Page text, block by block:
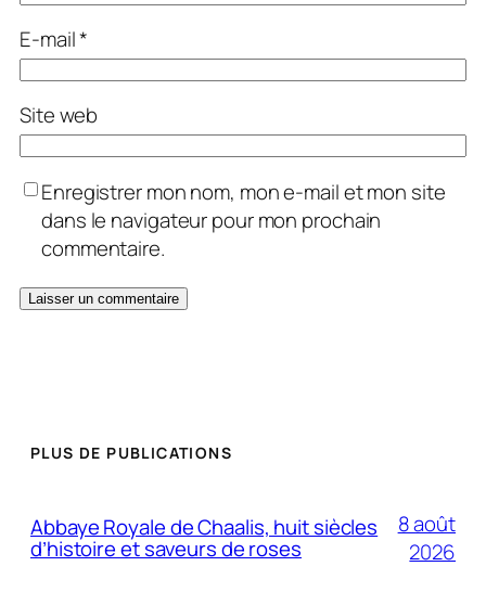
E-mail*
Site web
Enregistrer mon nom, mon e-mail et mon site
dans le navigateur pour mon prochain
commentaire.
PLUS DE PUBLICATIONS
Abbaye Royale de Chaalis, huit siècles
d’histoire et saveurs de roses
8 août
2026